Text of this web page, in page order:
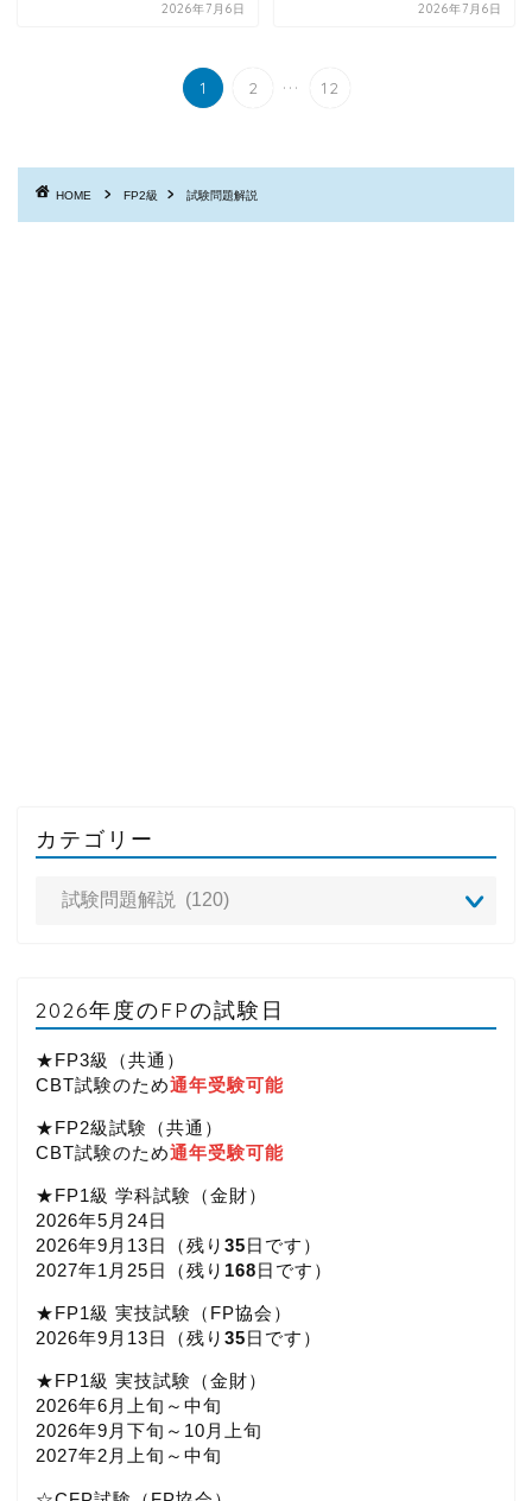
2026年7月6日 2026年7月6日
1 2 ... 12
HOME FP2級 試験問題解説
カテゴリー
2026年度のFPの試験日
★FP3級（共通）
CBT試験のため通年受験可能
★FP2級試験（共通）
CBT試験のため通年受験可能
★FP1級 学科試験（金財）
2026年5月24日
2026年9月13日（残り 35日です）
2027年1月25日（残り 168日です）
★FP1級 実技試験（FP協会）
2026年9月13日（残り 35日です）
★FP1級 実技試験（金財）
2026年6月上旬～中旬
2026年9月下旬～10月上旬
2027年2月上旬～中旬